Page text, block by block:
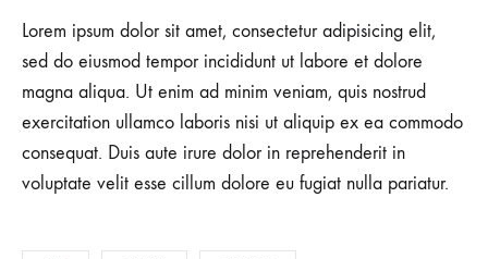
Lorem ipsum dolor sit amet, consectetur adipisicing elit,
sed do eiusmod tempor incididunt ut labore et dolore
magna aliqua. Ut enim ad minim veniam, quis nostrud
exercitation ullamco laboris nisi ut aliquip ex ea commodo
consequat. Duis aute irure dolor in reprehenderit in
voluptate velit esse cillum dolore eu fugiat nulla pariatur.